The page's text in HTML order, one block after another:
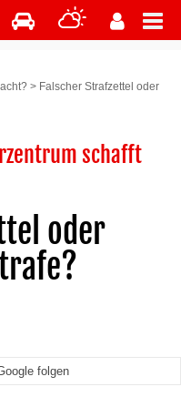
> Falscher Strafzettel oder
schafft
oder
folgen